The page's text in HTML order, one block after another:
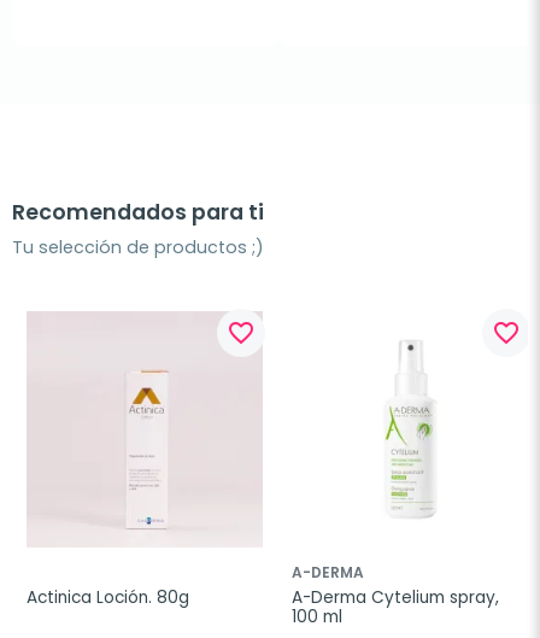
Recomendados para ti
Tu selección de productos ;)
favorite_border
Actinica Loción. 80g
favorite_border
A-DERMA
A-Derma Cytelium spray,
100 ml